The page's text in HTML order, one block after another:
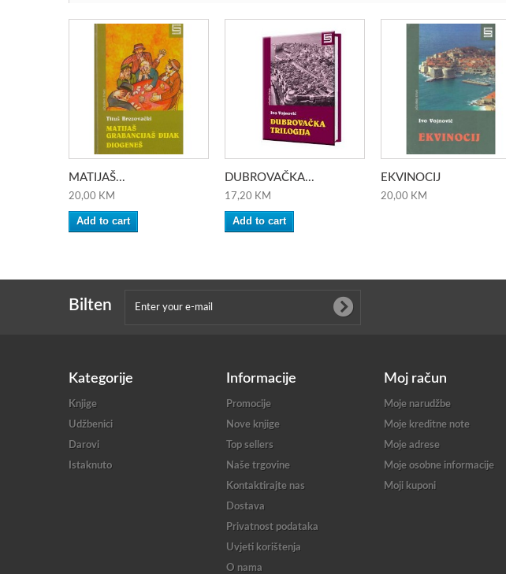
MATIJAŠ...
20,00 KM
Add to cart
DUBROVAČKA...
17,20 KM
Add to cart
EKVINOCIJ
20,00 KM
Bilten
Kategorije
Knjige
Udžbenici
Darovi
Istaknuto
Informacije
Promocije
Nove knjige
Top sellers
Naše trgovine
Kontaktirajte nas
Dostava
Privatnost podataka
Uvjeti korištenja
O nama
Moj račun
Moje narudžbe
Moje kreditne note
Moje adrese
Moje osobne informacije
Moji kuponi